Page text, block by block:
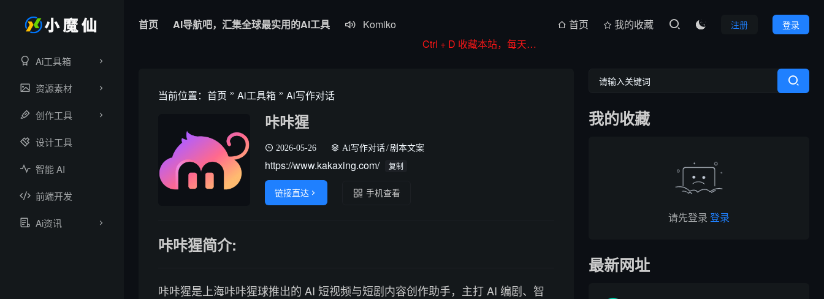
Ai工具箱
资源素材
创作工具
设计工具
智能 AI
前端开发
Ai资讯
首页 AI导航吧，汇集全球最实用的AI工具 
Komiko
登录
注册

首页
我的收藏
Ctrl + D 收藏本站，每天更新好站！
当前位置： 首页 » Ai工具箱 » Ai写作对话
咔咔猩
2026-05-26 Ai写作对话/ 剧本文案
https://www.kakaxing.com/ 复制
链接直达  手机查看
咔咔猩简介:
咔咔猩是上海咔咔猩球推出的 AI 短视频与短剧内容创作助手，主打 AI 编剧、智
我的收藏
请先登录 登录
最新网址